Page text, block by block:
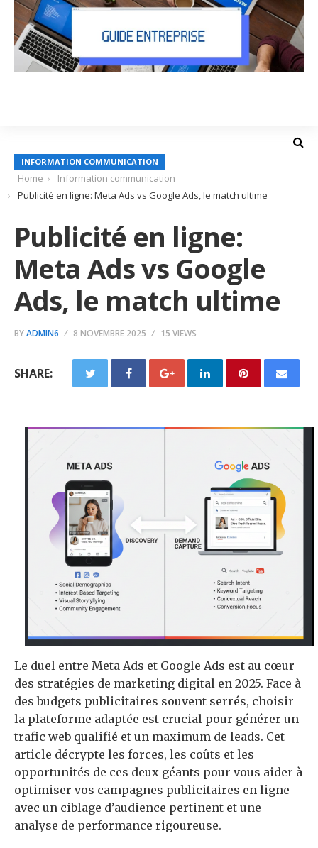
INFORMATION COMMUNICATION
Home
Information communication
Publicité en ligne: Meta Ads vs Google Ads, le match ultime
Publicité en ligne:
Meta Ads vs Google
Ads, le match ultime
BYADMIN6 8 NOVEMBRE 2025 15 VIEWS
SHARE:
Le duel entre Meta Ads et Google Ads est au cœur
des stratégies de marketing digital en 2025. Face à
des budgets publicitaires souvent serrés, choisir
la plateforme adaptée est crucial pour générer un
trafic web qualifié et un maximum de leads. Cet
article décrypte les forces, les coûts et les
opportunités de ces deux géants pour vous aider à
optimiser vos campagnes publicitaires en ligne
avec un ciblage d’audience pertinent et une
analyse de performance rigoureuse.